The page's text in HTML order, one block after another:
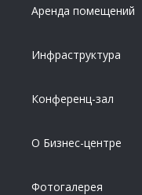
Аренда помещений
Инфраструктура
Конференц-зал
О Бизнес-центре
Фотогалерея